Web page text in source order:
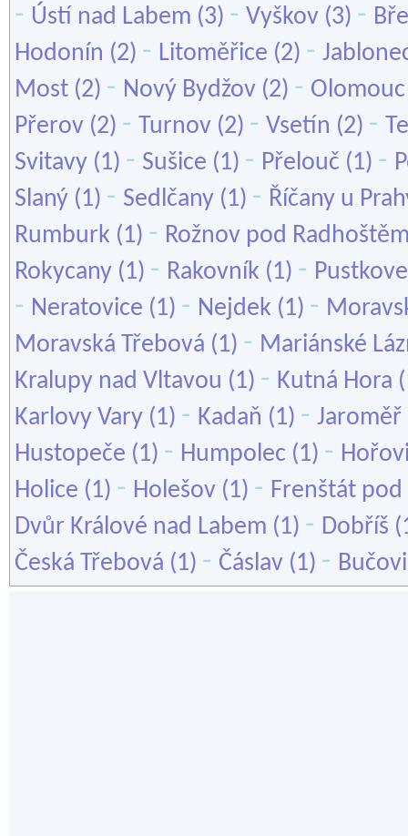
- Ústí nad Labem (3) - Vyškov (3) -
Hodonín (2) - Litoměřice (2) -
Most (2) - Nový Bydžov (2) - Olomouc
Přerov (2) - Turnov (2) - Vsetín (2) -
Svitavy (1) - Sušice (1) - Přelouč (1) -
Slaný (1) - Sedlčany (1) - Říčany u
Rumburk (1) - Rožnov pod
Rokycany (1) - Rakovník (1) -
- Neratovice (1) - Nejdek (1) -
Moravská Třebová (1) - Mariánské
Kralupy nad Vltavou (1) - Kutná Hora
Karlovy Vary (1) - Kadaň (1) - Jaroměř
Hustopeče (1) - Humpolec (1) -
Holice (1) - Holešov (1) - Frenštát
Dvůr Králové nad Labem (1) - Dobříš
Česká Třebová (1) - Čáslav (1) -